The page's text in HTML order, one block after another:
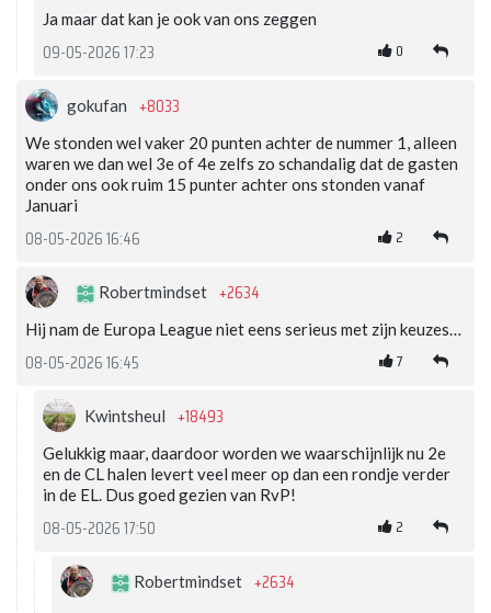
Ja maar dat kan je ook van ons zeggen
09-05-2026 17:23 0
gokufan +8033
We stonden wel vaker 20 punten achter de nummer 1, alleen
waren we dan wel 3e of 4e zelfs zo schandalig dat de gasten
onder ons ook ruim 15 punter achter ons stonden vanaf
Januari
08-05-2026 16:46 2
Robertmindset +2634
Hij nam de Europa League niet eens serieus met zijn keuzes…
08-05-2026 16:45 7
Kwintsheul +18493
Gelukkig maar, daardoor worden we waarschijnlijk nu 2e
en de CL halen levert veel meer op dan een rondje verder
in de EL. Dus goed gezien van RvP!
08-05-2026 17:50 2
Robertmindset +2634